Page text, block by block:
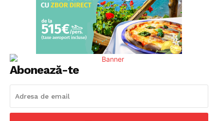
Abonează-te